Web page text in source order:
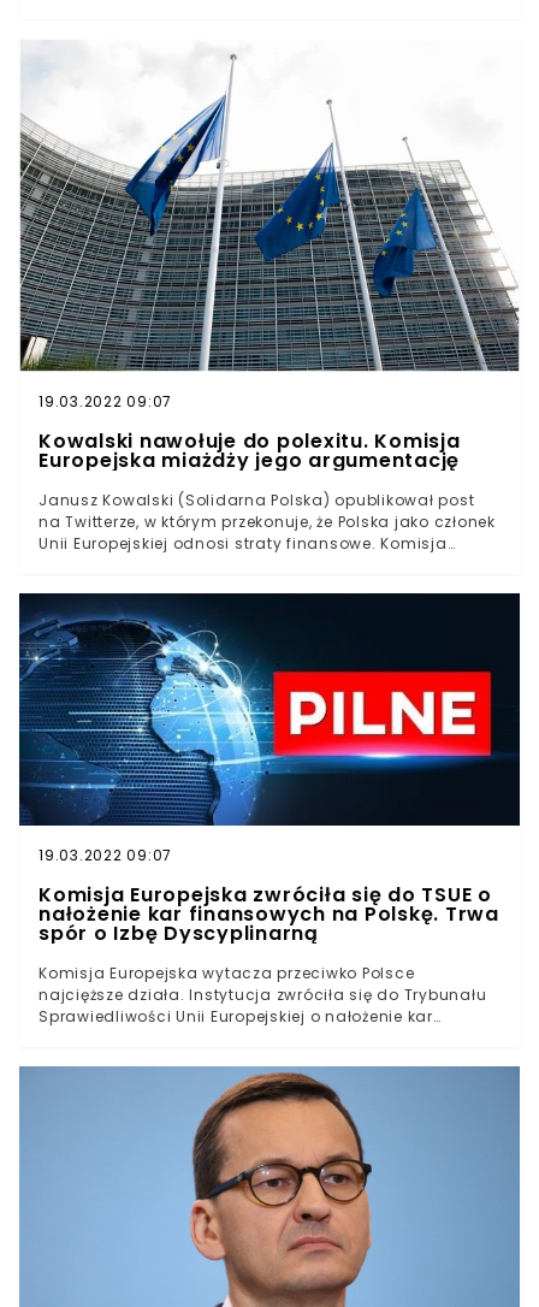
Kwiecień, w którym ta ostrzega przed "niemieckim
planem".Polska nadal oczekuje na zielone światło od
Komisji Europejskiej w sprawie akceptacji Krajowego
Planu Odbudowy. KE wielokrotnie podkreślała, że
uważnie przygląda się sprawie nadrzędności prawa
unijnego nad polskim.Przypomnijmy, że 2 września
Bruksela wstrzymała wypłatę 57 mld euro dla naszego
kraju. KE wystąpiła też do TSUE o nałożenie na Warszawę
kary za dalsze działanie Izby Dyscyplinarnej Sądu
Najwyższego. Kwota? Nawet 1 milion euro dziennie.
19.03.2022 09:07
Kowalski nawołuje do polexitu. Komisja
Europejska miażdży jego argumentację
Janusz Kowalski (Solidarna Polska) opublikował post
na Twitterze, w którym przekonuje, że Polska jako członek
Unii Europejskiej odnosi straty finansowe. Komisja
19.03.2022 09:07
Komisja Europejska zwróciła się do TSUE o
nałożenie kar finansowych na Polskę. Trwa
spór o Izbę Dyscyplinarną
Komisja Europejska wytacza przeciwko Polsce
najcięższe działa. Instytucja zwróciła się do Trybunału
Sprawiedliwości Unii Europejskiej o nałożenie kar
niewykonywania przez polski rząd wyroku TSUE ws.
działania Izby Dyscyplinarnej Sądu Najwyższego.